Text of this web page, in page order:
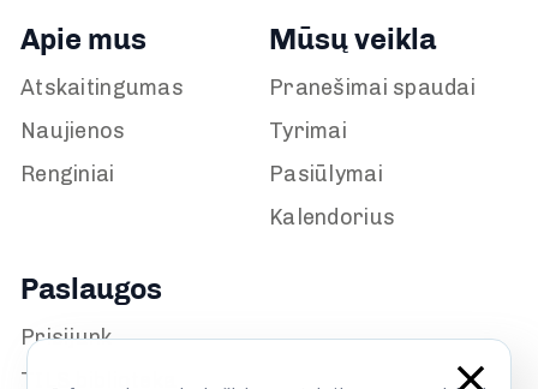
Apie mus
Atskaitingumas
Naujienos
Renginiai
Mūsų veikla
Pranešimai spaudai
Tyrimai
Pasiūlymai
Kalendorius
Paslaugos
Prisijunk
TILS biblioteka